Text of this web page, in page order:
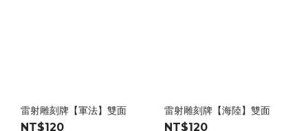
雷射雕刻牌【軍法】雙面
NT$120
雷射雕刻牌【海陸】雙面
NT$120